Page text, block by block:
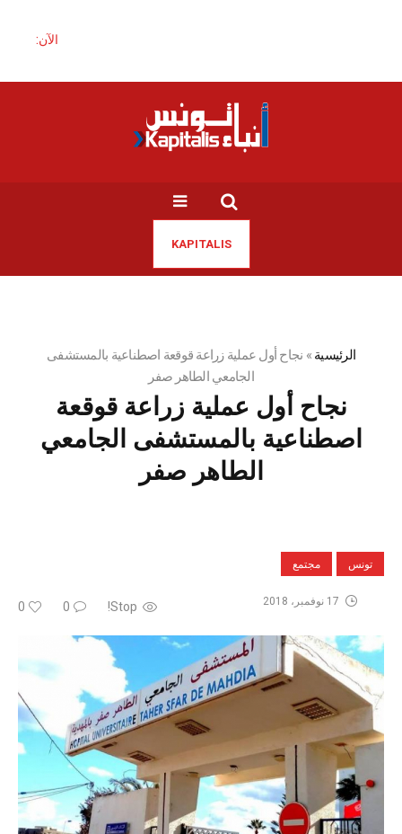
الآن:
KAPITALIS
الرئيسية» نجاح أول عملية زراعة قوقعة اصطناعية بالمستشفى
الجامعي الطاهر صفر
نجاح أول عملية زراعة قوقعة
اصطناعية بالمستشفى الجامعي
الطاهر صفر
تونس مجتمع
Stop!
0
0 17 نوفمبر، 2018